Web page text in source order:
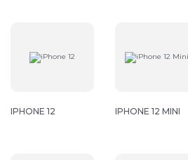
Мерцание, пропадание
Если ваш iPhone 13
симптомы, важно сразу же
IPHONE 12 IPHONE 12 MINI